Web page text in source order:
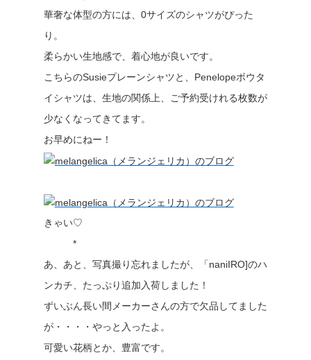
華奢な体型の方には、0サイズのシャツがぴった
り。
柔らかい生地感で、着心地が良いです。
こちらのSusieプレーンシャツと、Penelopeボウタ
イシャツは、生地の関係上、ご予約受けれる枚数が
少なくなってきてます。
お早めにねー！
きゃい♡
*
あ、あと、写真撮り忘れましたが、「naniIRO]のハ
ンカチ、たっぷり追加入荷しました！
ずいぶん長い間メーカーさんの方で欠品してました
が・・・・やっと入ったよ。
可愛い花柄とか、豊富です。